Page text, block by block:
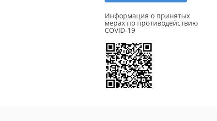
Информация о принятых
мерах по противодействию
COVID-19